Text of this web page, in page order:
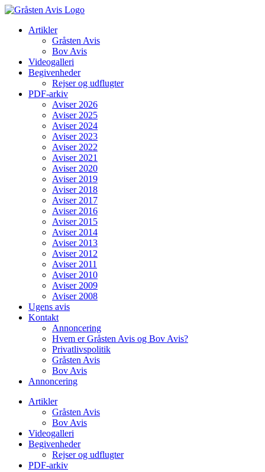
Skip
contentArtikler
Gråsten Avis
Bov Avis
Videogalleri
Begivenheder
Rejser og udflugter
PDF-arkiv
Aviser 2026
Aviser 2025
Aviser 2024
Aviser 2023
Aviser 2022
Aviser 2021
Aviser 2020
Aviser 2019
Aviser 2018
Aviser 2017
Aviser 2016
Aviser 2015
Aviser 2014
Aviser 2013
Aviser 2012
Aviser 2011
Aviser 2010
Aviser 2009
Aviser 2008
Ugens avis
Kontakt
Annoncering
Hvem er Gråsten Avis og Bov Avis?
Privatlivspolitik
Gråsten Avis
Bov Avis
Annoncering
Artikler
Gråsten Avis
Bov Avis
Videogalleri
Begivenheder
Rejser og udflugter
PDF-arkiv